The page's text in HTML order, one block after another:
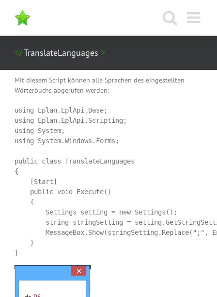
Inhalt
springen
TranslateLanguages
Mit diesem Script können alle Sprachen des eingestellten
Wörterbuchs abgerufen werden:
using Eplan.EplApi.Base;
using Eplan.EplApi.Scripting;
using System;
using System.Windows.Forms;
public class TranslateLanguages
{
    [Start]
    public void Execute()
    {
        Settings setting = new Settings();
string stringSetting =
MessageBox.Show(stringSetting.Replace(";",
    }